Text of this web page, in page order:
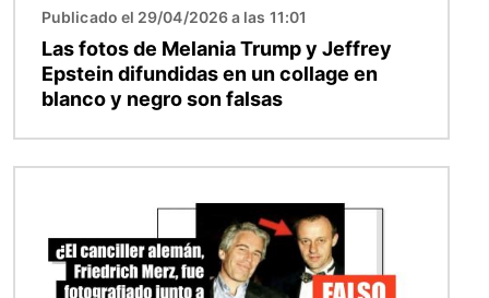
Publicado el 29/04/2026 a las 11:01
Las fotos de Melania Trump y Jeffrey
Epstein difundidas en un collage en
blanco y negro son falsas